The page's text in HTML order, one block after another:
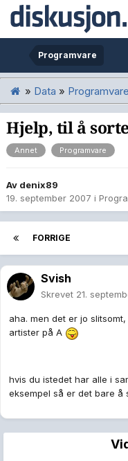
Programvare
» Data » Programvare
Hjelp, til å
Annet Programvare
Av denix89
19. september 2007 i
FORRIGE
Svish
Skrevet 21.
aha. men det er jo
artister på A
hvis du istedet har alle i
eksempel så er det bare